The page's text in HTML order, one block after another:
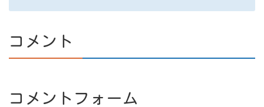
コメント
コメントフォーム